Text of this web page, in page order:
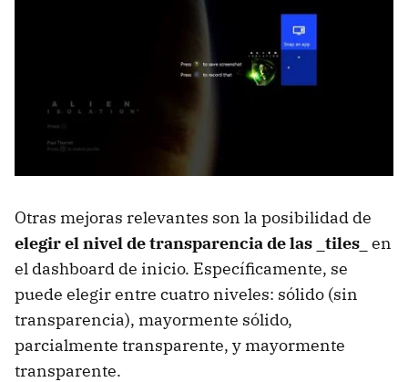
Otras mejoras relevantes son la posibilidad de
elegir el nivel de transparencia de las _tiles_ en
el dashboard de inicio. Específicamente, se
puede elegir entre cuatro niveles: sólido (sin
transparencia), mayormente sólido,
parcialmente transparente, y mayormente
transparente.